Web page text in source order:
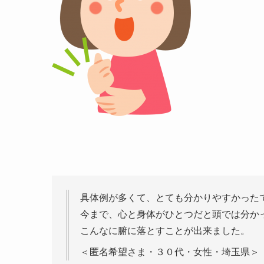
具体例が多くて、とても分かりやすかった
今まで、心と身体がひとつだと頭では分か
こんなに腑に落とすことが出来ました。
＜匿名希望さま・３０代・女性・埼玉県＞